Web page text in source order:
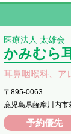
医療法人 太雄会
かみむら
耳鼻咽喉科、ア
〒895-0063
鹿児島県薩摩川内市
予約優先